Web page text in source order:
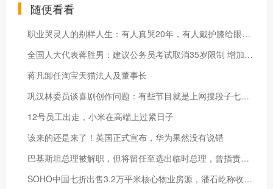
随便看看
职业哭灵人的别样人生：有人真哭20年，有人戴护膝给眼睛抹风精
全国人大代表蒋胜男：建议公务员考试取消35岁限制 增加男性带薪陪产假
蒋凡卸任淘宝天猫法人及董事长
巩汉林委员谈喜剧创作问题：有些节目就是上网搜段子七拼八凑
12号员工出走，小米在高端上过紧日子
该来的还是来了！英国正式宣布，华为果然没有说错
巴基斯坦总理被解职，但将留任至选出临时总理，曾指责美国干涉内政
SOHO中国七折出售3.2万平米核心物业房源，潘石屹称收入全部用于降负债、不分红